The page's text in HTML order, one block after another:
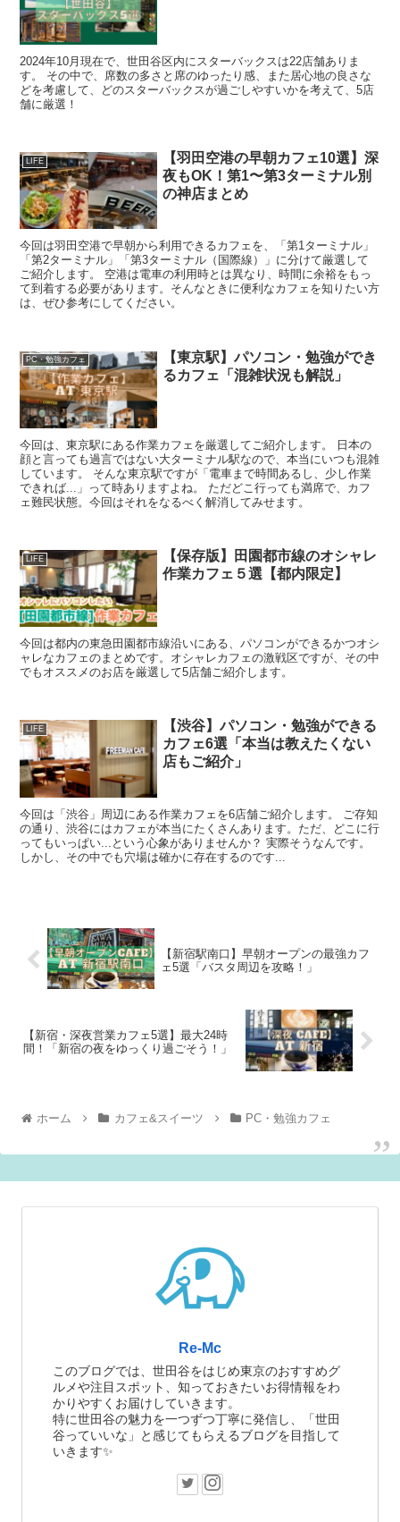
2024年10月現在で、世田谷区内にスターバックスは22店舗ありま
す。 その中で、席数の多さと席のゆったり感、また居心地の良さな
どを考慮して、どのスターバックスが過ごしやすいかを考えて、5店
舗に厳選！
LIFE
【羽田空港の早朝カフェ10選】深
夜もOK！第1〜第3ターミナル別
の神店まとめ
今回は羽田空港で早朝から利用できるカフェを、「第1ターミナル」
「第2ターミナル」「第3ターミナル（国際線）」に分けて厳選して
ご紹介します。 空港は電車の利用時とは異なり、時間に余裕をもっ
て到着する必要があります。そんなときに便利なカフェを知りたい方
は、ぜひ参考にしてください。
PC・勉強カフェ
【東京駅】パソコン・勉強ができ
るカフェ「混雑状況も解説」
今回は、東京駅にある作業カフェを厳選してご紹介します。 日本の
顔と言っても過言ではない大ターミナル駅なので、本当にいつも混雑
しています。 そんな東京駅ですが「電車まで時間あるし、少し作業
できれば...」って時ありますよね。 ただどこ行っても満席で、カフ
ェ難民状態。今回はそれをなるべく解消してみせます。
LIFE
【保存版】田園都市線のオシャレ
作業カフェ５選【都内限定】
今回は都内の東急田園都市線沿いにある、パソコンができるかつオシ
ャレなカフェのまとめです。オシャレカフェの激戦区ですが、その中
でもオススメのお店を厳選して5店舗ご紹介します。
LIFE
【渋谷】パソコン・勉強ができる
カフェ6選「本当は教えたくない
店もご紹介」
今回は「渋谷」周辺にある作業カフェを6店舗ご紹介します。 ご存知
の通り、渋谷にはカフェが本当にたくさんあります。ただ、どこに行
ってもいっぱい...という心象がありませんか？ 実際そうなんです。
しかし、その中でも穴場は確かに存在するのです...
【新宿駅南口】早朝オープンの最強カフ
ェ5選「バスタ周辺を攻略！」
【新宿・深夜営業カフェ5選】最大24時
間！「新宿の夜をゆっくり過ごそう！」
ホーム カフェ&スイーツ PC・勉強カフェ
Re-Mc
このブログでは、世田谷をはじめ東京のおすすめグ
ルメや注目スポット、知っておきたいお得情報をわ
かりやすくお届けしていきます。
特に世田谷の魅力を一つずつ丁寧に発信し、「世田
谷っていいな」と感じてもらえるブログを目指して
いきます✨